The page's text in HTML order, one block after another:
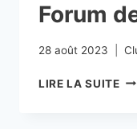
Forum
28 août 2023
LIRE LA SUITE